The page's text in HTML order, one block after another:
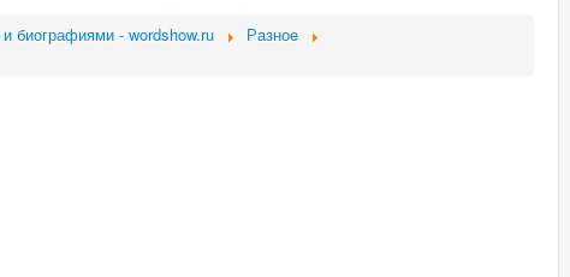
биографиями - wordshow.ru
Разное